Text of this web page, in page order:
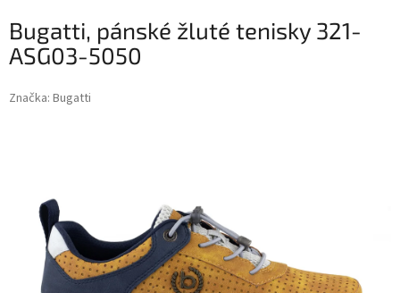
Bugatti, pánské žluté tenisky 321-
ASG03-5050
Značka: Bugatti